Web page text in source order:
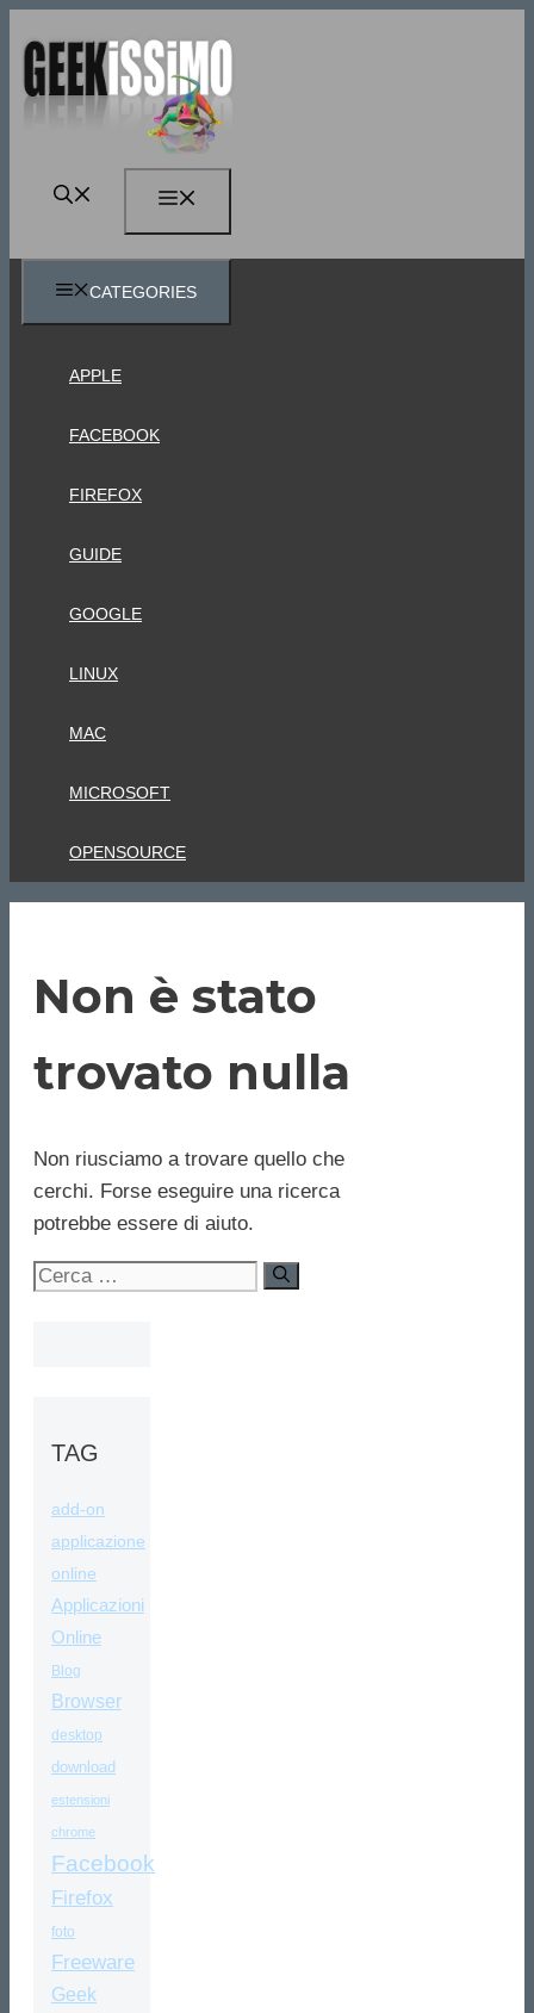
contenuto
CATEGORIES
APPLE
FACEBOOK
FIREFOX
GUIDE
GOOGLE
LINUX
MAC
MICROSOFT
OPENSOURCE
Non è stato
trovato nulla
Non riusciamo a trovare quello che
cerchi. Forse eseguire una ricerca
potrebbe essere di aiuto.
Ricerca
TAG
add-on
applicazione
online
Applicazioni
Online
Blog
Browser
desktop
download
estensioni
chrome
Facebook
Firefox
foto
Freeware
Geek